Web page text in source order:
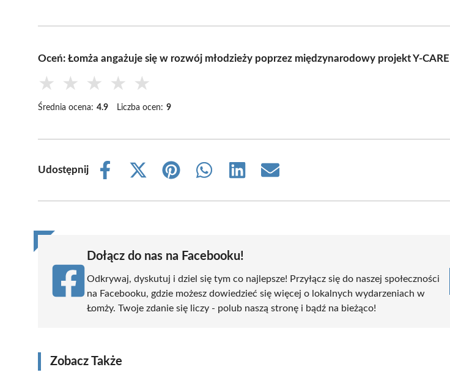
Oceń: Łomża angażuje się w rozwój młodzieży poprzez międzynarodowy projekt Y-CARE
★ ★ ★ ★ ★
Średnia ocena: 4.9 Liczba ocen: 9
Udostępnij
Share
Share
(Twitter)
Share
Share
Share
Share
Dołącz do nas na Facebooku!
Odkrywaj, dyskutuj i dziel się tym co najlepsze! Przyłącz się do naszej społeczności
na Facebooku, gdzie możesz dowiedzieć się więcej o lokalnych wydarzeniach w
Łomży. Twoje zdanie się liczy - polub naszą stronę i bądź na bieżąco!
Zobacz Także